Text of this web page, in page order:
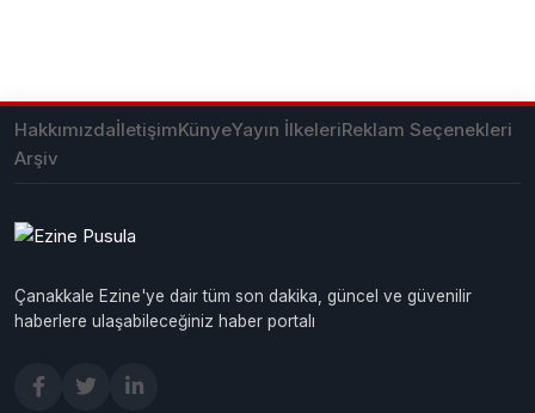
HakkımızdaİletişimKünyeYayın İlkeleriReklam Seçenekleri
Arşiv
Çanakkale Ezine'ye dair tüm son dakika, güncel ve güvenilir
haberlere ulaşabileceğiniz haber portalı